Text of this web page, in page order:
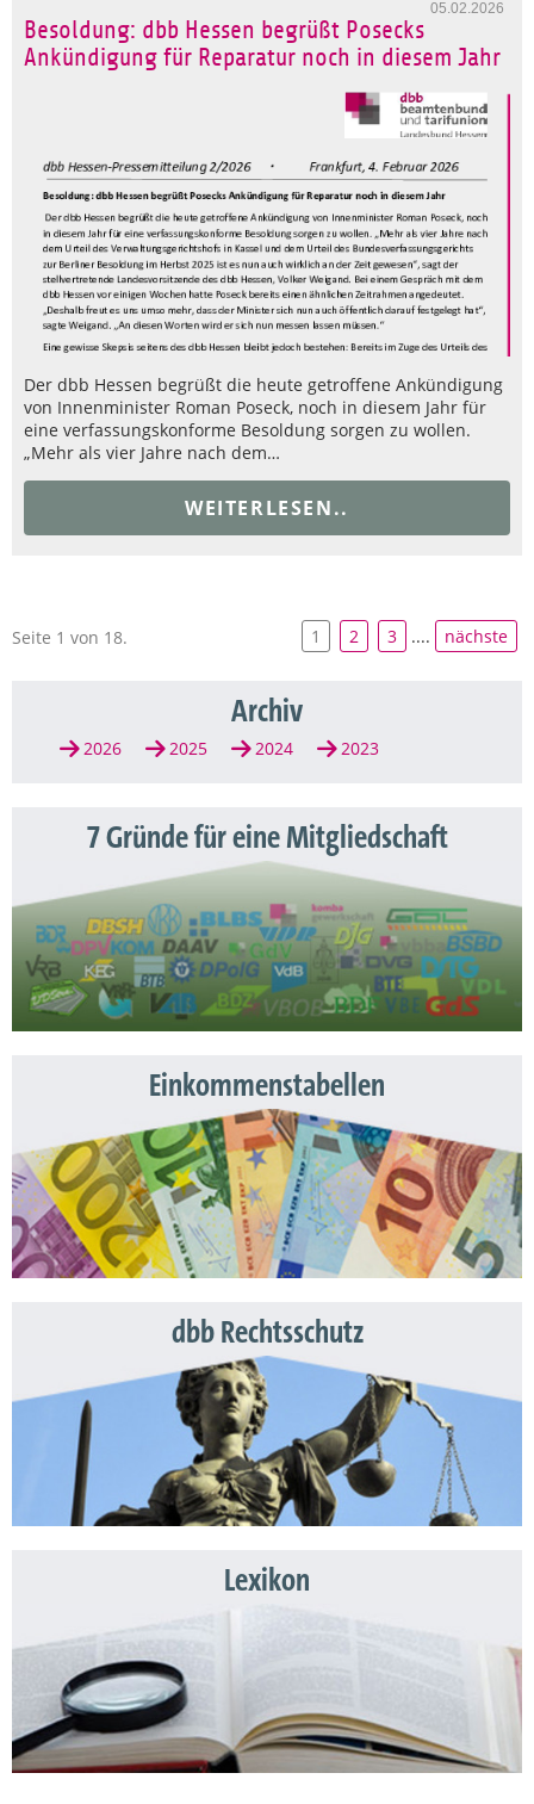
05.02.2026
Besoldung: dbb Hessen begrüßt Posecks
Ankündigung für Reparatur noch in diesem Jahr
Der dbb Hessen begrüßt die heute getroffene Ankündigung
von Innenminister Roman Poseck, noch in diesem Jahr für
eine verfassungskonforme Besoldung sorgen zu wollen.
„Mehr als vier Jahre nach dem…
WEITERLESEN..
Seite 1 von 18. 1 2 3 .... nächste
Archiv
2026 2025 2024 2023
7 Gründe für eine Mitgliedschaft
Einkommenstabellen
dbb Rechtsschutz
Lexikon